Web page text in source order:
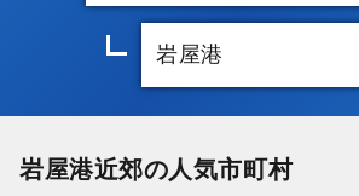
岩屋港
岩屋港近郊の人気市町村